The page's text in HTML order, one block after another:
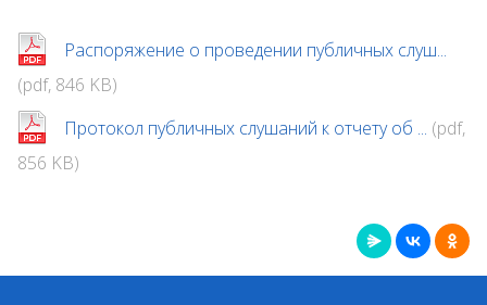
Распоряжение о проведении публичных слуш...
(pdf, 846 KB)
Протокол публичных слушаний к отчету об ... (pdf,
856 KB)